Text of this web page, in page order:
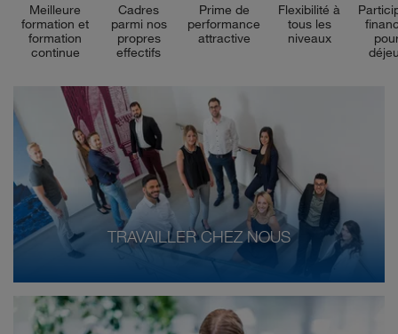
Meilleure
formation et
formation
continue
Cadres
parmi nos
propres
effectifs
Prime de
performance
attractive
Flexibilité à
tous les
niveaux
TRAVAILLER CHEZ NOUS